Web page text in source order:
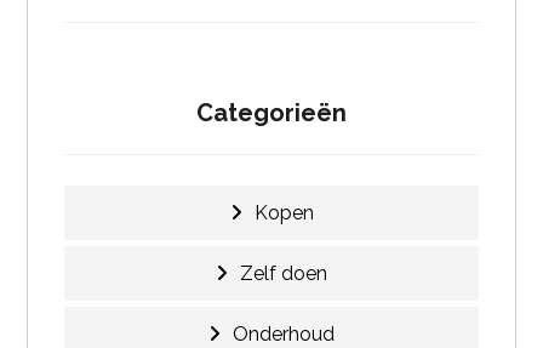
Categorieën
Kopen
Zelf doen
Onderhoud